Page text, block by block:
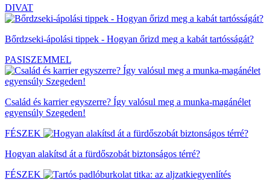
DIVAT
Bőrdzseki-ápolási tippek - Hogyan őrizd meg a kabát tartósságát?
PASISZEMMEL
Család és karrier egyszerre? Így valósul meg a munka-magánélet
egyensúly Szegeden!
FÉSZEK
Hogyan alakítsd át a fürdőszobát biztonságos térré?
FÉSZEK